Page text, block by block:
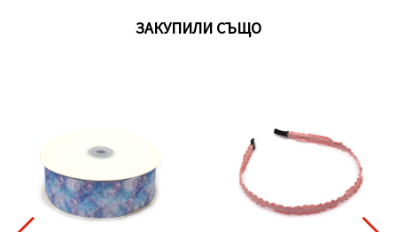
ЗАКУПИЛИ СЪЩО